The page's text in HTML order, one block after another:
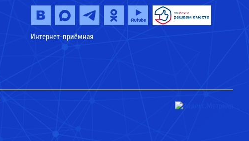
Интернет-приёмная